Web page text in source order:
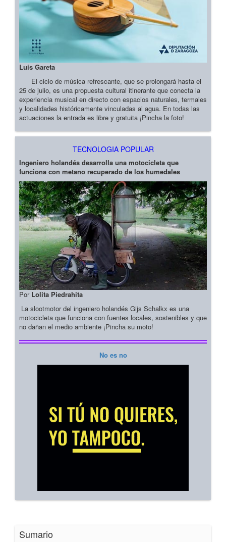
Luis Gareta
El ciclo de música refrescante, que se prolongará hasta el
25 de julio, es una propuesta cultural itinerante que conecta la
experiencia musical en directo con espacios naturales, termales
y localidades históricamente vinculadas al agua. En todas las
actuaciones la entrada es libre y gratuita ¡Pincha la foto!
TECNOLOGIA POPULAR
Ingeniero holandés desarrolla una motocicleta que
funciona con metano recuperado de los humedales
Por Lolita Piedrahita
La slootmotor del ingeniero holandés Gijs Schalkx es una
motocicleta que funciona con fuentes locales, sostenibles y que
no dañan el medio ambiente ¡Pincha su moto!
No es no
Sumario